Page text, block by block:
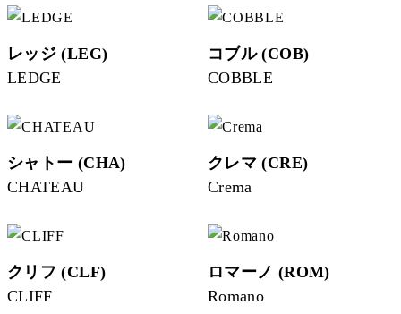
レッジ (LEG)
LEDGE
コブル (COB)
COBBLE
シャトー (CHA)
CHATEAU
クレマ (CRE)
Crema
クリフ (CLF)
CLIFF
ロマーノ (ROM)
Romano